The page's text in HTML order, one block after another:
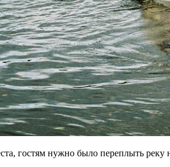
гостям нужно было переплыть реку